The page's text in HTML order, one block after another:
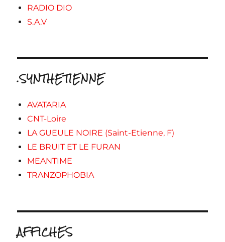
RADIO DIO
S.A.V
.SYNTHETIENNE
AVATARIA
CNT-Loire
LA GUEULE NOIRE (Saint-Etienne, F)
LE BRUIT ET LE FURAN
MEANTIME
TRANZOPHOBIA
AFFICHES